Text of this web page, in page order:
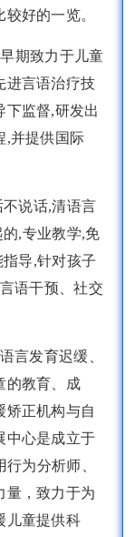
好的一览。
期致力于儿童
进言语治疗技
下监督,研发出
,并提供国际
说话,清语言
,专业教学,免
导,针对孩子
语干预、社交
言发育迟缓、
的教育、成
矫正机构与自
中心是成立于
为分析师、
量，致力于为
儿童提供科